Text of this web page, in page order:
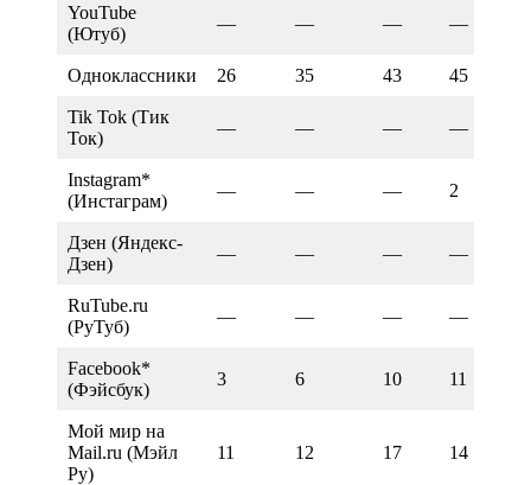
YouTube
(Ютуб)
— — — —
Одноклассники 26 35 43 45
Tik Tok (Тик
Ток)
— — — —
Instagram*
(Инстаграм)
— — — 2
Дзен (Яндекс-
Дзен)
— — — —
RuTube.ru
(РуТуб)
— — — —
Facebook*
(Фэйсбук)
3 6 10 11
Мой мир на
Mail.ru (Мэйл
Ру)
11 12 17 14